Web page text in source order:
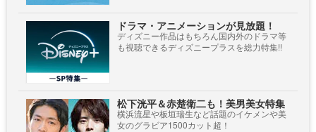
ドラマ・アニメーションが見放題！
ディズニー作品はもちろん国内外のドラマ等
も視聴できるディズニープラスを総力特集!!
松下洸平＆赤楚衛二も！美男美女特集
横浜流星や板垣瑞生など話題のイケメンや美
女のグラビア1500カット超！